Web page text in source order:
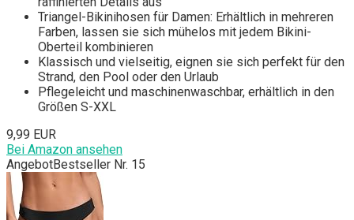
Triangel-Bikinihosen für Damen: Erhältlich in mehreren
Farben, lassen sie sich mühelos mit jedem Bikini-
Oberteil kombinieren
Klassisch und vielseitig, eignen sie sich perfekt für den
Strand, den Pool oder den Urlaub
Pflegeleicht und maschinenwaschbar, erhältlich in den
Größen S-XXL
9,99 EUR
Bei Amazon ansehen
AngebotBestseller Nr. 15